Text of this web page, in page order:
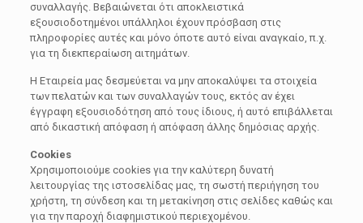
συναλλαγής. Βεβαιώνεται ότι αποκλειστικά
εξουσιοδοτημένοι υπάλληλοι έχουν πρόσβαση στις
πληροφορίες αυτές και μόνο όποτε αυτό είναι αναγκαίο, π.χ.
για τη διεκπεραίωση αιτημάτων.
Η Εταιρεία μας δεσμεύεται να μην αποκαλύψει τα στοιχεία
των πελατών και των συναλλαγών τους, εκτός αν έχει
έγγραφη εξουσιοδότηση από τους ίδιους, ή αυτό επιβάλλεται
από δικαστική απόφαση ή απόφαση άλλης δημόσιας αρχής.
Cookies
Χρησιμοποιούμε cookies για την καλύτερη δυνατή
λειτουργίας της ιστοσελίδας μας, τη σωστή περιήγηση του
χρήστη, τη σύνδεση και τη μετακίνηση στις σελίδες καθώς και
για την παροχή διαφημιστικού περιεχομένου.